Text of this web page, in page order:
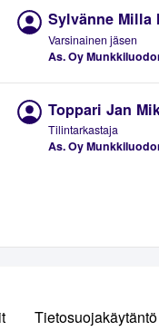
Sylvänne Milla
Varsinainen jäsen
As. Oy
Toppari Jan
Tilintarkastaja
As. Oy
Tietosuojakäytäntö